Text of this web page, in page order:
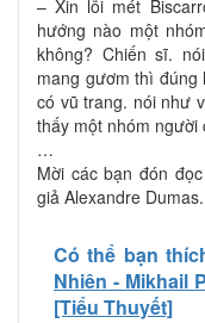
– Xin lỗi mét
hướng nào một
không? Chiến sĩ.
mang gươm thì
có vũ trang. nói như
thấy một nhóm người
…
Mời các bạn đón
giả Alexandre Dumas.
Có thể bạn
Nhiên - Mikhail
[Tiểu Thuyết]